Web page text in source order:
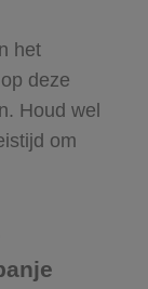
het
deze
Houd wel
om